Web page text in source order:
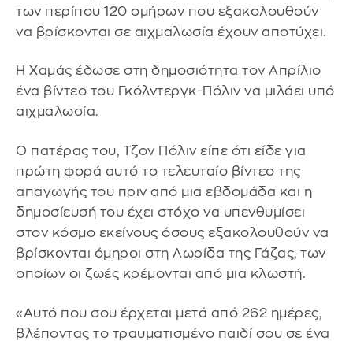
των περίπου 120 ομήρων που εξακολουθούν
να βρίσκονται σε αιχμαλωσία έχουν αποτύχει.
Η Χαμάς έδωσε στη δημοσιότητα τον Απρίλιο
ένα βίντεο του Γκόλντεργκ-Πόλιν να μιλάει υπό
αιχμαλωσία.
Ο πατέρας του, Τζον Πόλιν είπε ότι είδε για
πρώτη φορά αυτό το τελευταίο βίντεο της
απαγωγής του πριν από μια εβδομάδα και η
δημοσίευσή του έχει στόχο να υπενθυμίσει
στον κόσμο εκείνους όσους εξακολουθούν να
βρίσκονται όμηροι στη Λωρίδα της Γάζας, των
οποίων οι ζωές κρέμονται από μια κλωστή.
«Αυτό που σου έρχεται μετά από 262 ημέρες,
βλέποντας το τραυματισμένο παιδί σου σε ένα